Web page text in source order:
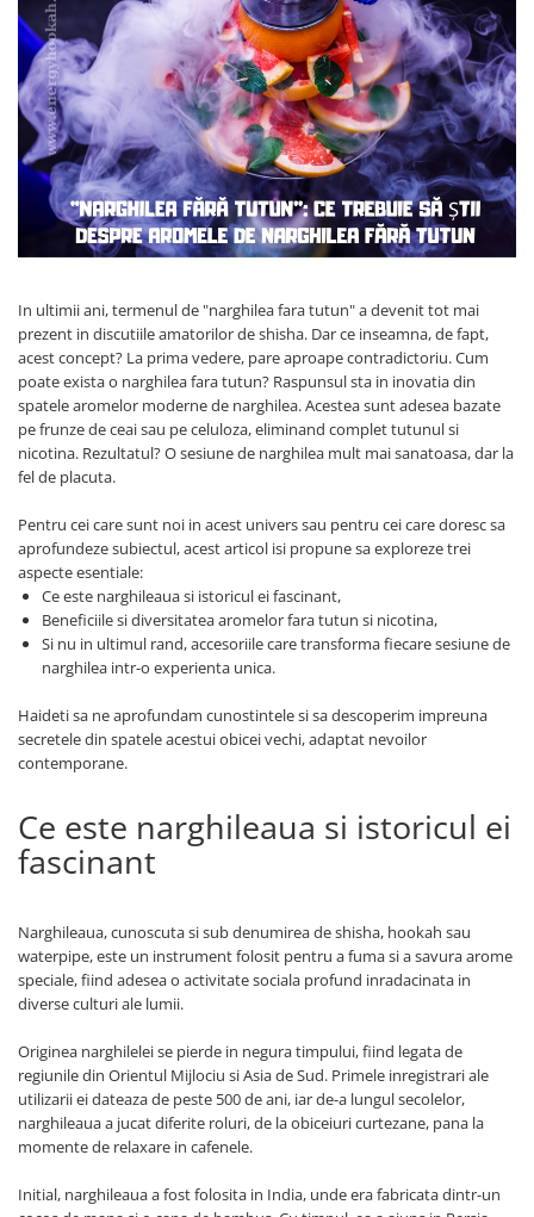
In ultimii ani, termenul de "narghilea fara tutun" a devenit tot mai
prezent in discutiile amatorilor de shisha. Dar ce inseamna, de fapt,
acest concept? La prima vedere, pare aproape contradictoriu. Cum
poate exista o narghilea fara tutun? Raspunsul sta in inovatia din
spatele aromelor moderne de narghilea. Acestea sunt adesea bazate
pe frunze de ceai sau pe celuloza, eliminand complet tutunul si
nicotina. Rezultatul? O sesiune de narghilea mult mai sanatoasa, dar la
fel de placuta.
Pentru cei care sunt noi in acest univers sau pentru cei care doresc sa
aprofundeze subiectul, acest articol isi propune sa exploreze trei
aspecte esentiale:
Ce este narghileaua si istoricul ei fascinant,
Beneficiile si diversitatea aromelor fara tutun si nicotina,
Si nu in ultimul rand, accesoriile care transforma fiecare sesiune de
narghilea intr-o experienta unica.
Haideti sa ne aprofundam cunostintele si sa descoperim impreuna
secretele din spatele acestui obicei vechi, adaptat nevoilor
contemporane.
Ce este narghileaua si istoricul ei
fascinant
Narghileaua, cunoscuta si sub denumirea de shisha, hookah sau
waterpipe, este un instrument folosit pentru a fuma si a savura arome
speciale, fiind adesea o activitate sociala profund inradacinata in
diverse culturi ale lumii.
Originea narghilelei se pierde in negura timpului, fiind legata de
regiunile din Orientul Mijlociu si Asia de Sud. Primele inregistrari ale
utilizarii ei dateaza de peste 500 de ani, iar de-a lungul secolelor,
narghileaua a jucat diferite roluri, de la obiceiuri curtezane, pana la
momente de relaxare in cafenele.
Initial, narghileaua a fost folosita in India, unde era fabricata dintr-un